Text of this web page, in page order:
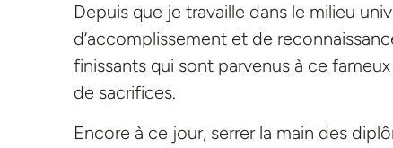
Depuis que je travaille dans le milieu
d’accomplissement et de
finissants qui sont parvenus à ce
de sacrifices.
Encore à ce jour, serrer la main des